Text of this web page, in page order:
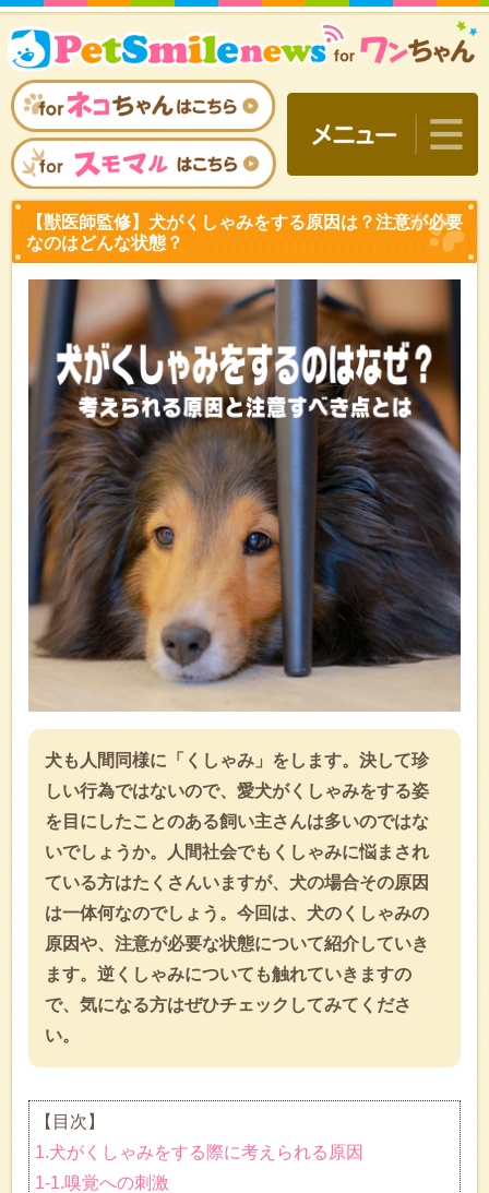
【獣医師監修】犬がくしゃ
なのはどんな状態？
犬も人間同様に「くしゃみ」をします。決して珍
しい行為ではないので、愛犬がくしゃみをする姿
を目にしたことのある飼い主さんは多いのではな
いでしょうか。人間社会でもくしゃみに悩まされ
ている方はたくさんいますが、犬の場合その原因
は一体何なのでしょう。今回は、犬のくしゃみの
原因や、注意が必要な状態について紹介していき
ます。逆くしゃみについても触れていきますの
で、気になる方はぜひチェックしてみてくださ
い。
【目次】
1.犬がくしゃみをする際に考えられる原因
1-1.嗅覚への刺激